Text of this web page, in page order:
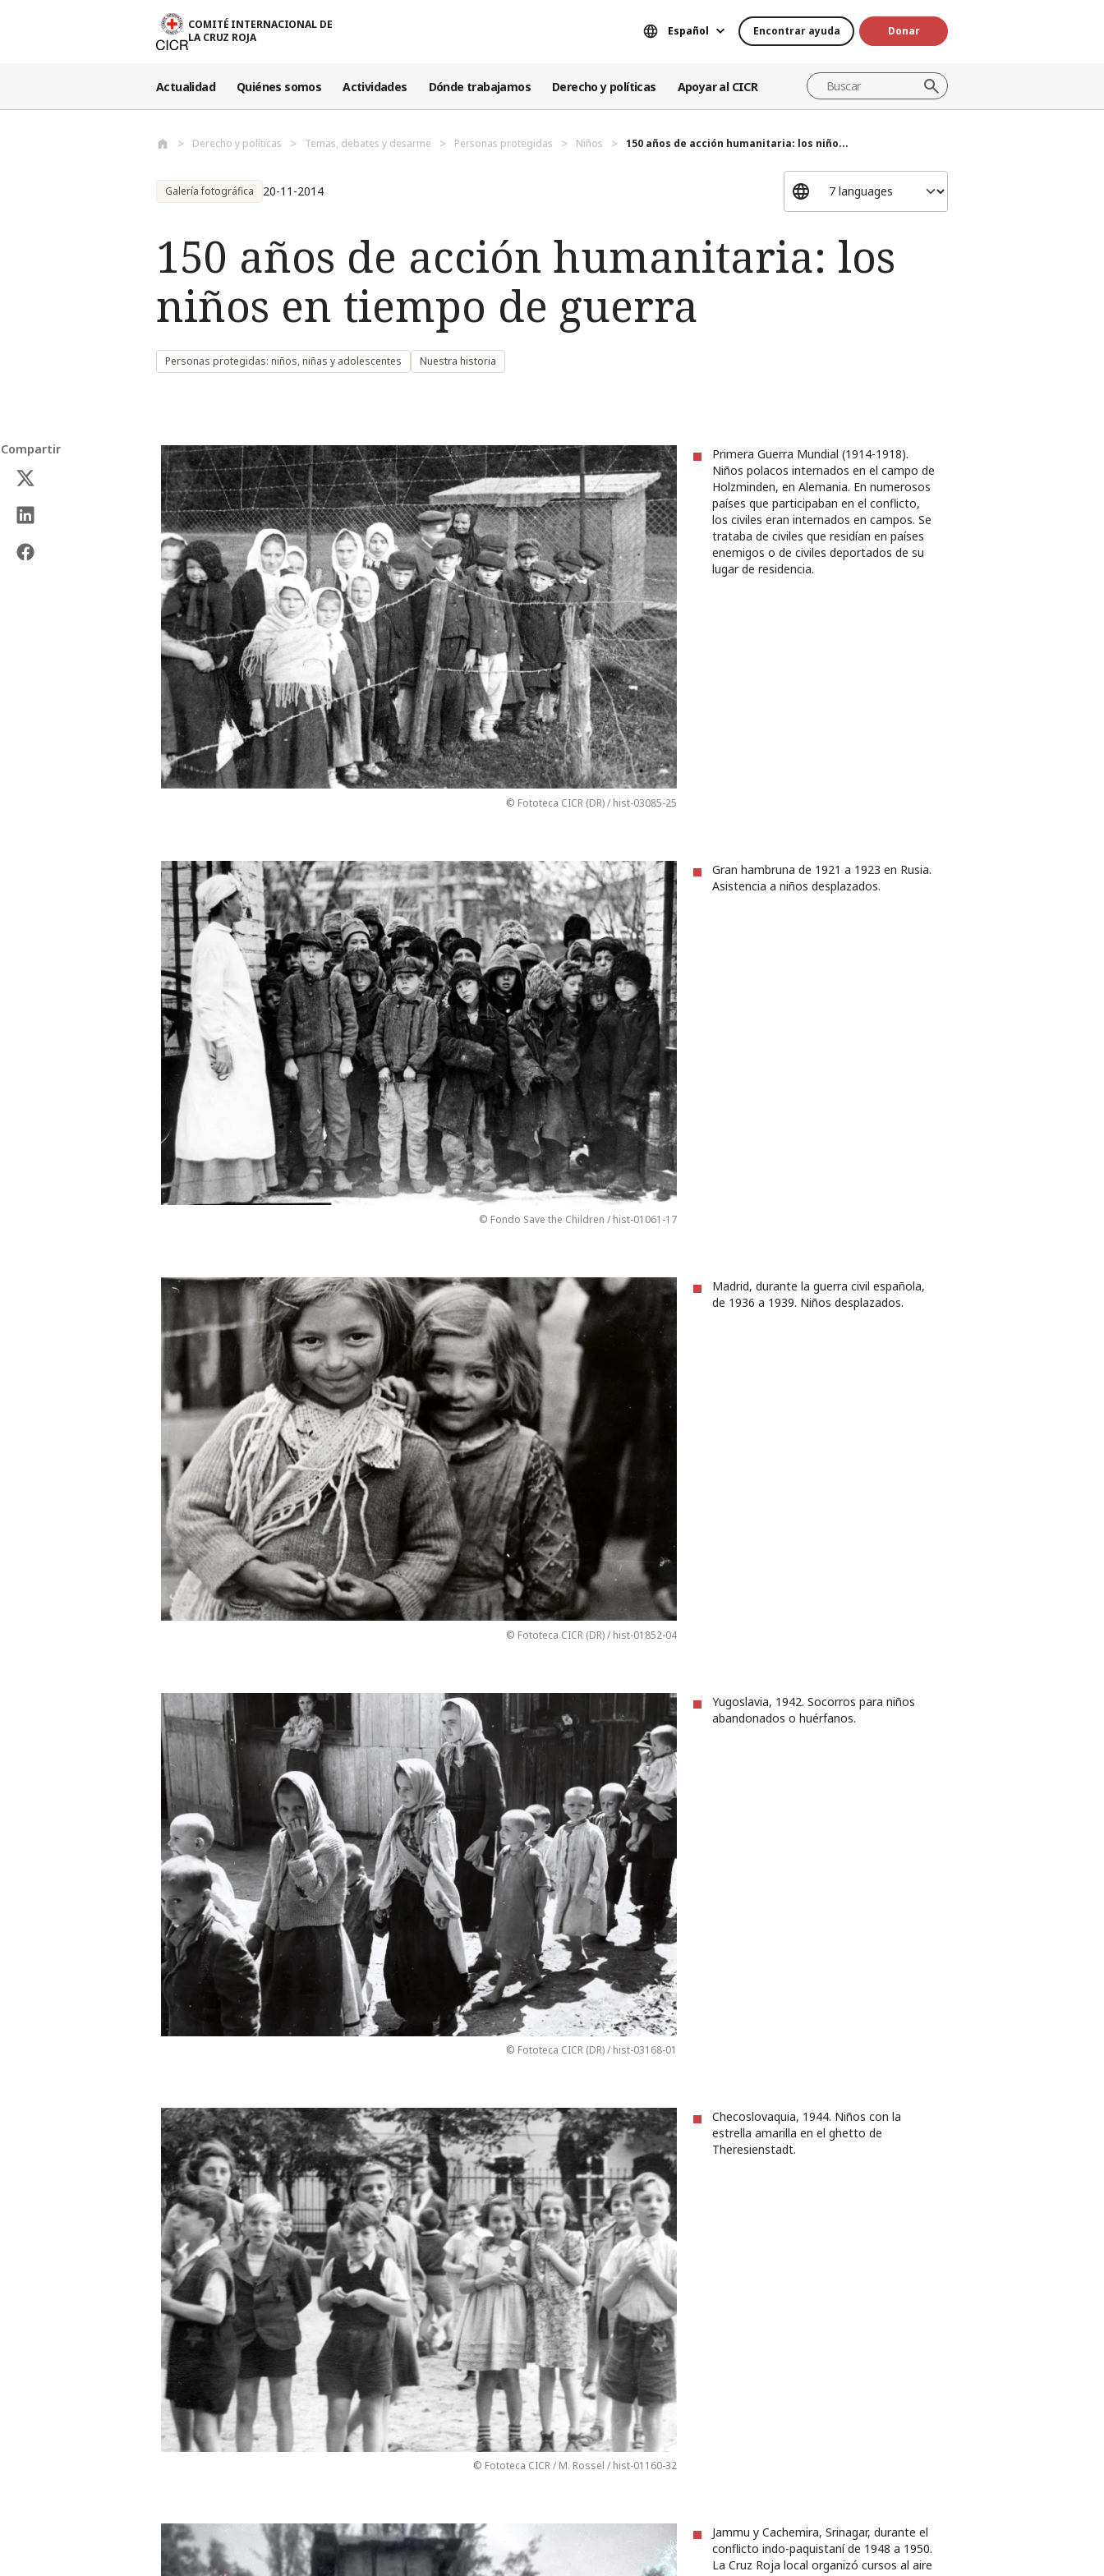
COMITÉ INTERNACIONAL DE
LA CRUZ ROJA
Español Encontrar ayuda Donar
Actualidad Quiénes somos Actividades Dónde trabajamos Derecho y políticas Apoyar al CICR
Derecho y políticas Temas, debates y desarme Personas protegidas Niños 150 años de acción humanitaria: los niño...
Galería fotográfica 20-11-2014
150 años de acción humanitaria: los
niños en tiempo de guerra
Personas protegidas: niños, niñas y adolescentes Nuestra historia
Compartir
© Fototeca CICR (DR) / hist-03085-25
Primera Guerra Mundial (1914-1918).
Niños polacos internados en el campo de
Holzminden, en Alemania. En numerosos
países que participaban en el conflicto,
los civiles eran internados en campos. Se
trataba de civiles que residían en países
enemigos o de civiles deportados de su
lugar de residencia.
© Fondo Save the Children / hist-01061-17
Gran hambruna de 1921 a 1923 en Rusia.
Asistencia a niños desplazados.
© Fototeca CICR (DR) / hist-01852-04
Madrid, durante la guerra civil española,
de 1936 a 1939. Niños desplazados.
© Fototeca CICR (DR) / hist-03168-01
Yugoslavia, 1942. Socorros para niños
abandonados o huérfanos.
© Fototeca CICR / M. Rossel / hist-01160-32
Checoslovaquia, 1944. Niños con la
estrella amarilla en el ghetto de
Theresienstadt.
Jammu y Cachemira, Srinagar, durante el
conflicto indo-paquistaní de 1948 a 1950.
La Cruz Roja local organizó cursos al aire